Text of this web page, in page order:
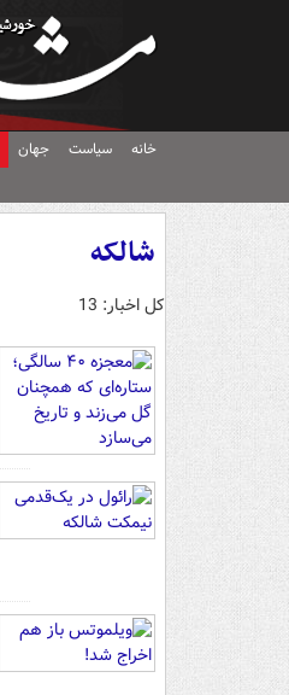
خانه سیاست جهان
شالکه
کل اخبار: 13